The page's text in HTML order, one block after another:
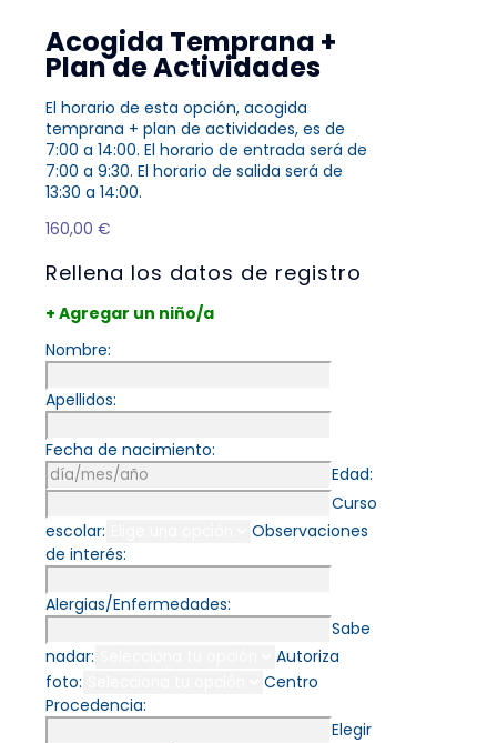
Acogida Temprana +
Plan de Actividades
El horario de esta opción, acogida
temprana + plan de actividades, es de
7:00 a 14:00. El horario de entrada será de
7:00 a 9:30. El horario de salida será de
13:30 a 14:00.
160,00 €
Rellena los datos de registro
+ Agregar un niño/a
Nombre:
Apellidos:
Fecha de nacimiento:
Edad:
Curso
escolar:
Observaciones
de interés:
Alergias/Enfermedades:
Sabe
nadar:
Autoriza
foto:
Centro
Procedencia:
Elegir